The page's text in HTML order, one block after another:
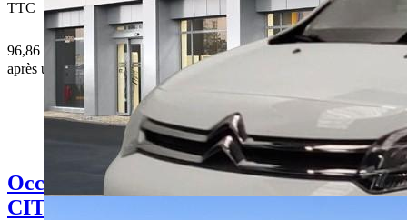
TTC
96,86 € /Mois
après un premier loyer de 3 447 €
Occasion
CITROEN C3